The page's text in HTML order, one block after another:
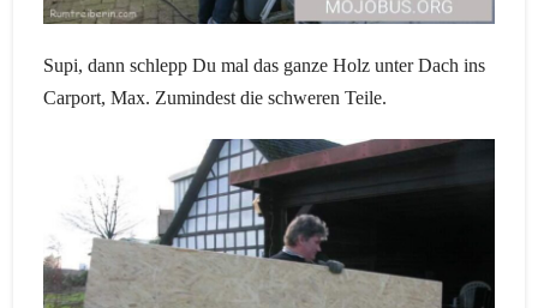
Supi, dann schlepp Du mal das ganze Holz unter Dach ins
Carport, Max. Zumindest die schweren Teile.